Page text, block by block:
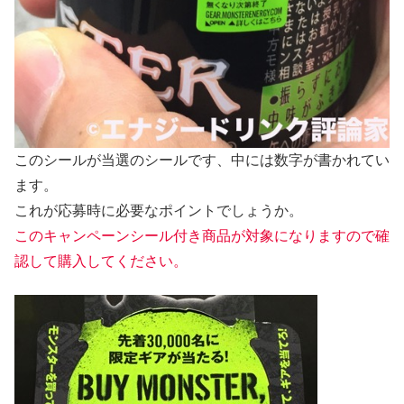
このシールが当選のシールです、中には数字が書かれてい
ます。
これが応募時に必要なポイントでしょうか。
このキャンペーンシール付き商品が対象になりますので確
認して購入してください。